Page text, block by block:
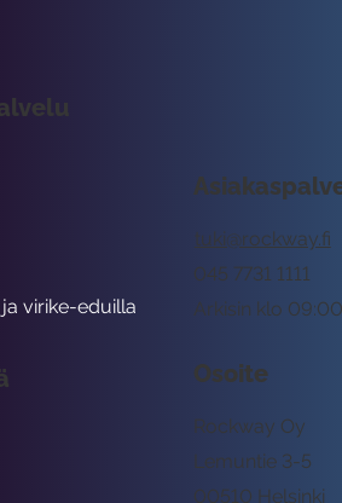
tuki@rockway.fi
Arkisin klo
045 7731 1111
Osoite
Rockway Oy
Lemuntie 3-5
00510 Helsinki
virike-eduilla